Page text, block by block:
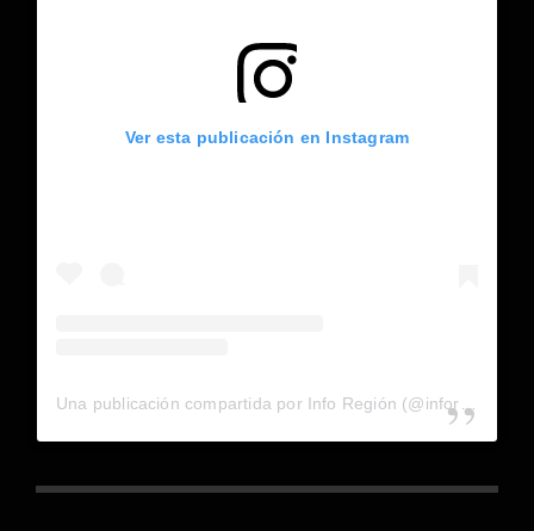
Ver esta publicación en Instagram
Una publicación compartida por Info Región (@inforegion_redes)